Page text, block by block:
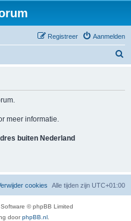
Aanmelden
Registreer
meer informatie.
buiten Nederland
Alle tijden zijn UTC+01:00
cookies
© phpBB Limited
doorphpBB.nl